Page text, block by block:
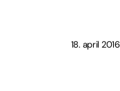
18. april 2016